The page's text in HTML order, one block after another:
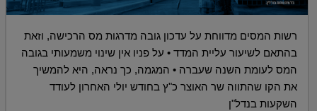
רשות המסים מדווחת על עדכון גובה מדרגות מס הרכישה, וזאת
בהתאם לשיעור עליית המדד • על פניו אין שינוי משמעותי בגובה
המס לעומת השנה שעברה • המגמה, כך נראה, היא להמשיך
את הקו שהתווה שר האוצר כ"ץ בחודש יולי האחרון לעודד
השקעות בנדל"ן